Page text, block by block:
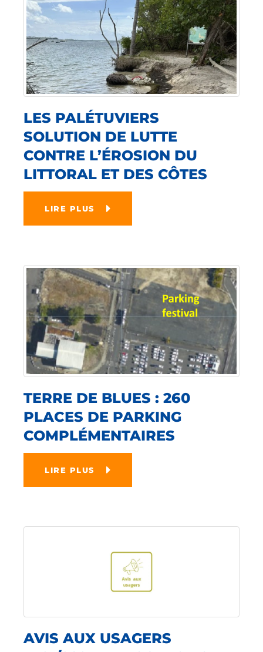
LES PALÉTUVIERS
SOLUTION DE LUTTE
CONTRE L’ÉROSION DU
LITTORAL ET DES CÔTES
LIRE PLUS
TERRE DE BLUES : 260
PLACES DE PARKING
COMPLÉMENTAIRES
LIRE PLUS
AVIS AUX USAGERS